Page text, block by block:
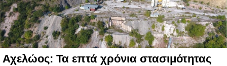
Αχελώος: Τα επτά χρόνια στασιμότητας